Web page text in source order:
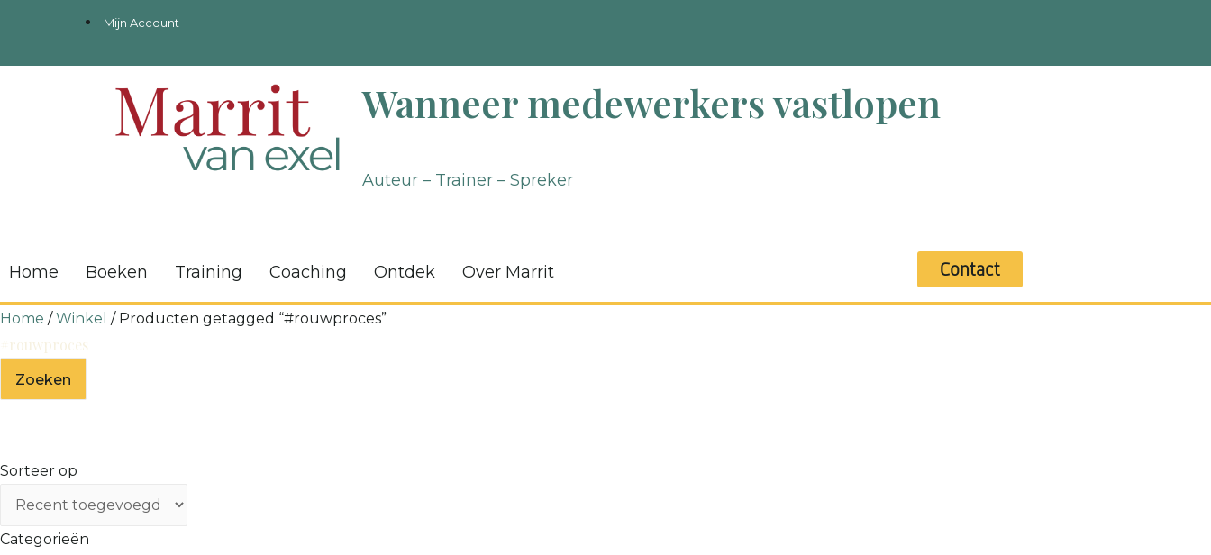
Mijn Account
Wanneer medewerkers vastlopen
Auteur – Trainer – Spreker
Home Boeken Training Coaching Ontdek Over Marrit Contact
Home /Winkel / Producten getagged “#rouwproces”
#rouwproces
Zoeken
Sorteer op
Categorieën